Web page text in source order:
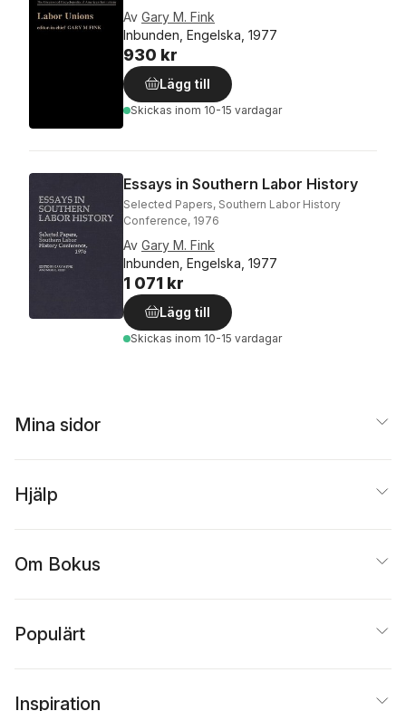
Av Gary M. Fink
Inbunden, Engelska, 1977
930 kr
Lägg till
Skickas inom 10-15 vardagar
Essays in Southern Labor History
Selected Papers, Southern Labor History
Conference, 1976
Av Gary M. Fink
Inbunden, Engelska, 1977
1 071 kr
Lägg till
Skickas inom 10-15 vardagar
Mina sidor
Hjälp
Om Bokus
Populärt
Inspiration